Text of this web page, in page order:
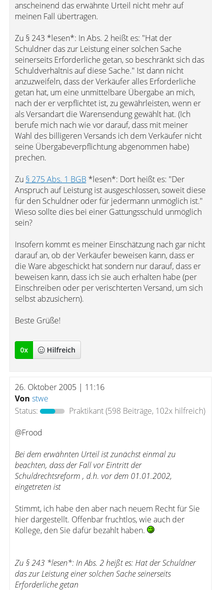
anscheinend das erwähnte Urteil nicht mehr auf
meinen Fall übertragen.
Zu § 243 *lesen*: In Abs. 2 heißt es: "Hat der
Schuldner das zur Leistung einer solchen Sache
seinerseits Erforderliche getan, so beschränkt sich das
Schuldverhältnis auf diese Sache." Ist dann nicht
anzuzweifeln, dass der Verkäufer alles Erforderliche
getan hat, um eine unmittelbare Übergabe an mich,
nach der er verpflichtet ist, zu gewährleisten, wenn er
als Versandart die Warensendung gewählt hat. (Ich
berufe mich nach wie vor darauf, dass mit meiner
Wahl des billigeren Versands ich dem Verkäufer nicht
seine Übergabeverpflichtung abgenommen habe)
prechen.
Zu § 275 Abs. 1 BGB*lesen*: Dort heißt es: "Der
Anspruch auf Leistung ist ausgeschlossen, soweit diese
für den Schuldner oder für jedermann unmöglich ist."
Wieso sollte dies bei einer Gattungsschuld unmöglich
sein?
Insofern kommt es meiner Einschätzung nach gar nicht
darauf an, ob der Verkäufer beweisen kann, dass er
die Ware abgeschickt hat sondern nur darauf, dass er
beweisen kann, dass ich sie auch erhalten habe (per
Einschreiben oder per verischterten Versand, um sich
selbst abzusichern).
Beste Grüße!
0x Hilfreich
26. Oktober 2005 | 11:16
Von stwe
Status:
Praktikant(598 Beiträge, 102x hilfreich)
@Frood
Bei dem erwähnten Urteil ist zunächst einmal zu
beachten, dass der Fall vor Eintritt der
Schuldrechtsreform , d.h. vor dem 01.01.2002,
eingetreten ist
Stimmt, ich habe den aber nach neuem Recht für Sie
hier dargestellt. Offenbar fruchtlos, wie auch der
Kollege, den Sie dafür bezahlt haben.
Zu § 243 *lesen*: In Abs. 2 heißt es: Hat der Schuldner
das zur Leistung einer solchen Sache seinerseits
Erforderliche getan